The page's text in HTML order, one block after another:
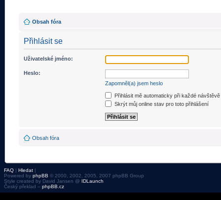
Obsah fóra
Přihlásit se
Uživatelské jméno:
Heslo:
Zapomněl(a) jsem heslo
Přihlásit mě automaticky při každé návštěvě
Skrýt můj online stav pro toto přihlášení
Obsah fóra
FAQ | Hledat |
Powered by phpBB © 2000, 2002, 2005, 2007 phpBB Group
Style created by David Jansen @ IDLaunch
Český překlad – phpBB.cz